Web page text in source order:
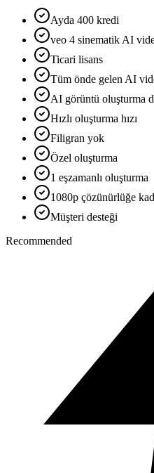
Ayda 400 kredi
veo 4 sinematik AI
Ticari lisans
Tüm önde gelen AI
AI görüntü oluşturma
Hızlı oluşturma hızı
Filigran yok
Özel oluşturma
1 eşzamanlı oluşturma
1080p çözünürlüğe
Müşteri desteği
Recommended